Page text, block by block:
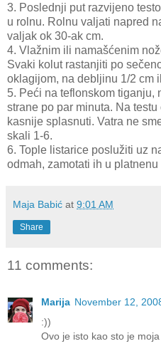
3. Poslednji put razvijeno
u rolnu. Rolnu valjati napred
valjak ok 30-ak cm.
4. Vlažnim ili namašćenim
Svaki kolut rastanjiti po
oklagijom, na debljinu 1/2 cm
5. Peći na teflonskom tiganju,
strane po par minuta. Na
kasnije splasnuti. Vatra ne
skali 1-6.
6. Tople listarice poslužiti uz
odmah, zamotati ih u platnenu
Maja Babić at 9:01 AM
Share
11 comments:
Marija November 12,
:))
Ovo je isto kao sto je